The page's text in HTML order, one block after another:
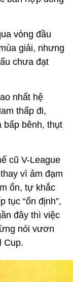
vòng đầu
giải, nhưng
chưa đạt
nhất hệ
thấp đi,
bấp bênh, thụt
cũ V-League
vì ảm đạm
ổn, tự khắc
tục “ổn định”,
đây thì việc
nói vươn
Cup.